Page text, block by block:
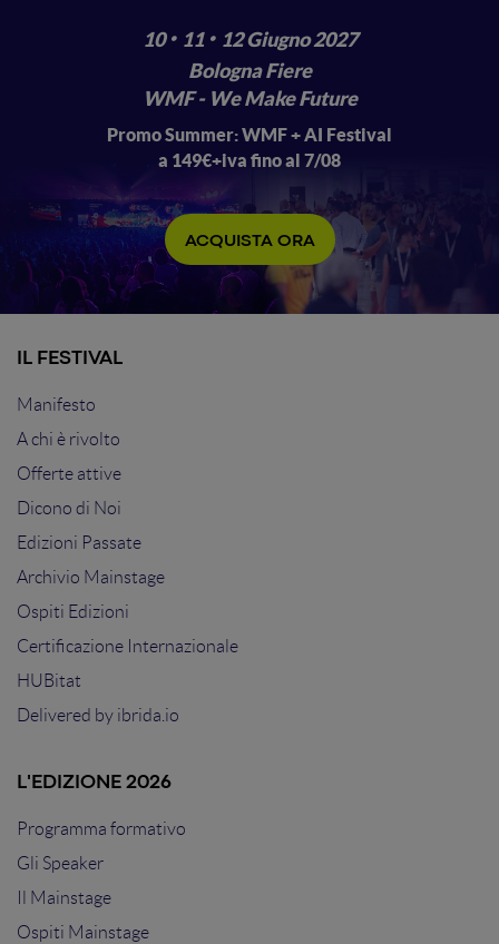
10· 11 · 12 Giugno 2027
Bologna Fiere
WMF - We Make Future
Promo Summer: WMF + AI Festival
a 149€+iva fino al 7/08
ACQUISTA ORA
IL FESTIVAL
Manifesto
A chi è rivolto
Offerte attive
Dicono di Noi
Edizioni Passate
Archivio Mainstage
Ospiti Edizioni
Certificazione Internazionale
HUBitat
Delivered by ibrida.io
L'EDIZIONE 2026
Programma formativo
Gli Speaker
Il Mainstage
Ospiti Mainstage